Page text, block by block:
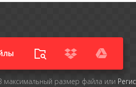
размер файла или